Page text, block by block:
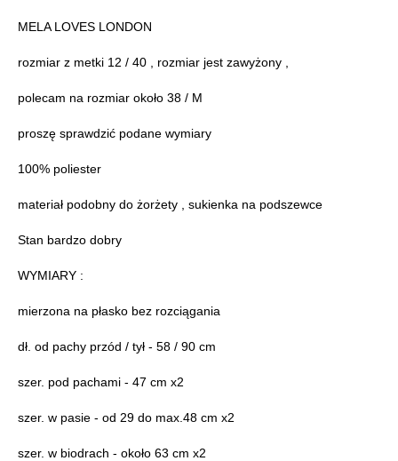
MELA LOVES LONDON
rozmiar z metki 12 / 40 , rozmiar jest zawyżony ,
polecam na rozmiar około 38 / M
proszę sprawdzić podane wymiary
100% poliester
materiał podobny do żorżety , sukienka na podszewce
Stan bardzo dobry
WYMIARY :
mierzona na płasko bez rozciągania
dł. od pachy przód / tył - 58 / 90 cm
szer. pod pachami - 47 cm x2
szer. w pasie - od 29 do max.48 cm x2
szer. w biodrach - około 63 cm x2